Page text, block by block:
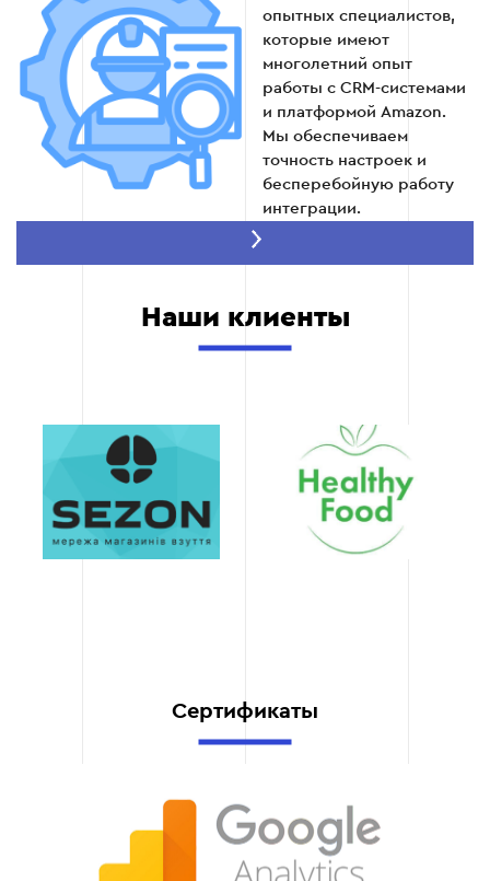
опытных специалистов,
которые имеют
многолетний опыт
работы с CRM-системами
и платформой Amazon.
Мы обеспечиваем
точность настроек и
бесперебойную работу
интеграции.
информацию о каждом
этапе проекта, включая
и быть уверенными в
результате.
Постоянная
поддержка
Мы обеспечиваем
бизнесе. В случае роста
или изменений в
Наши клиенты
Сертификаты